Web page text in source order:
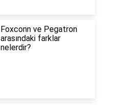
Foxconn ve Pegatron
arasındaki farklar
nelerdir?